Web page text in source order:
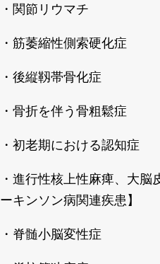
・関節リウマチ
・筋萎縮性側索硬化症
・後縦靱帯骨化症
・骨折を伴う骨粗鬆症
・初老期における認知症
・進行性核上性麻痺、大
ーキンソン病関連疾患】
・脊髄小脳変性症